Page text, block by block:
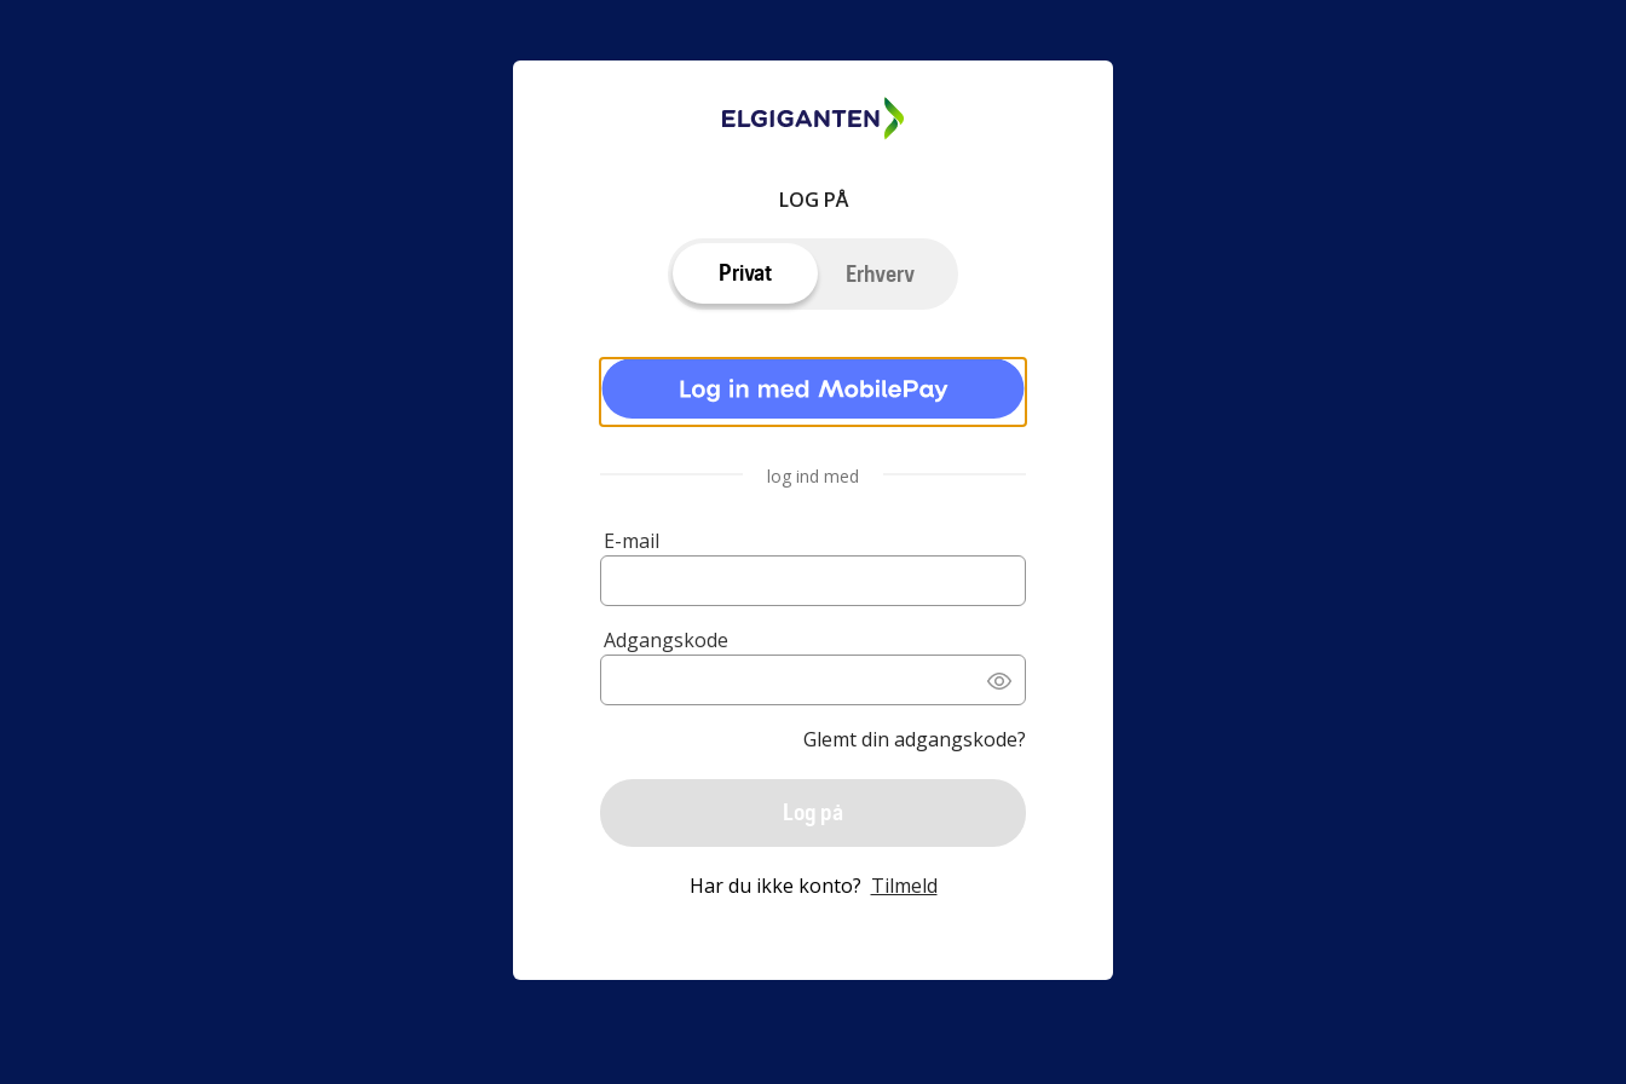
LOG PÅ
Privat Erhverv
log ind med
E-mail
Adgangskode
Glemt din adgangskode?
Log på
Har du ikke konto? Tilmeld